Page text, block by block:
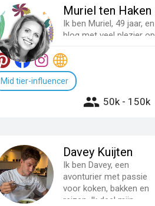
Muriel ten Haken
Ik ben Muriel, 49 jaar, en
blog met veel plezier op
Lactosevrij. O...
Mid tier-influencer
50k - 150k
Davey Kuijten
Ik ben Davey, een
avonturier met passie
voor koken, bakken en
reizen. Ik deel mijn